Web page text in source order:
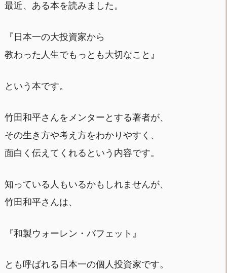
最近、ある本を読みました。
『日本一の大投資家から
教わった人生でもっとも大切なこと』
という本です。
竹田和平さんをメンターとする著者が、
その生き方や考え方をわかりやすく、
面白く伝えてくれるという内容です。
知っている人もいるかもしれませんが、
竹田和平さんは、
『和製ウォーレン・バフェット』
とも呼ばれる日本一の個人投資家です。